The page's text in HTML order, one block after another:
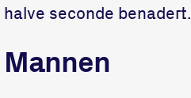
halve seconde benadert.
Mannen